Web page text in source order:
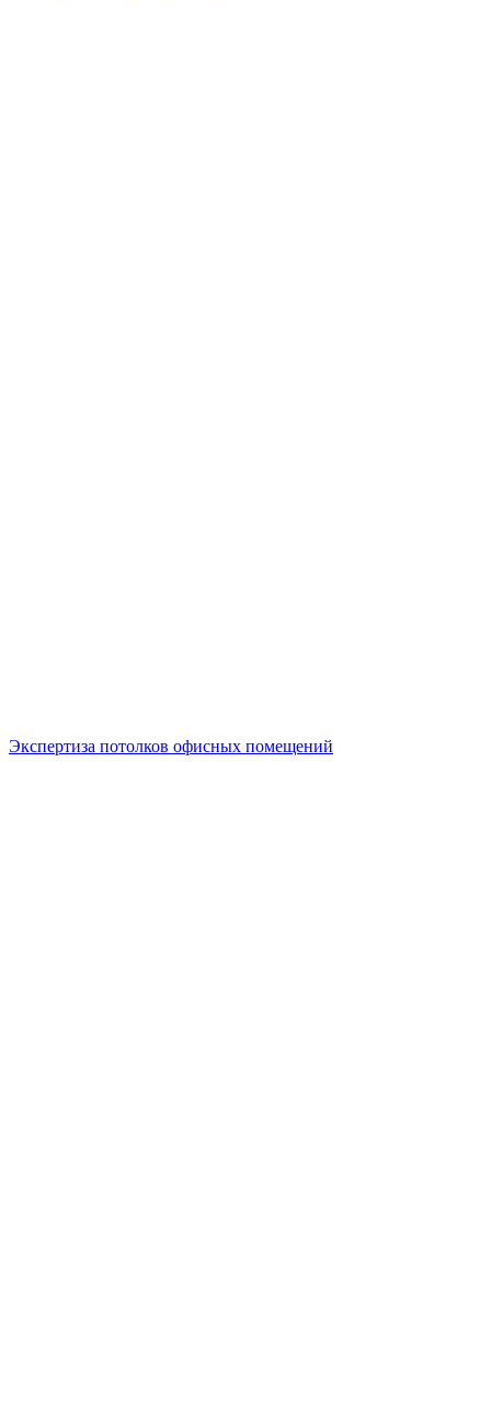
Экспертиза потолков офисных помещений